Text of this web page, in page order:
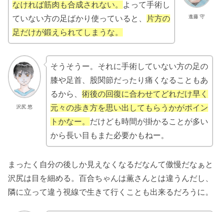
進藤 守
なければ筋肉も合成されない。
よって手術し
ていない方の足ばかり使っていると、
片方の
足だけが鍛えられてしまうな。
沢尻 悠
そうそうー。それに手術していない方の足の
膝や足首、股関節だったり痛くなることもあ
るから、 術後の回復に合わせてどれだけ早く
元々の歩き方を思い出してもらうかがポイン
トかなー。 だけども時間が掛かることが多い
から長い目もまた必要かもねー。
まったく自分の後しか見えなくなるだなんて傲慢だなぁと
沢尻は目を細める。百合ちゃんは薫さんとは違うんだし、
隣に立って違う視線で生きて行くことも出来るだろうに。